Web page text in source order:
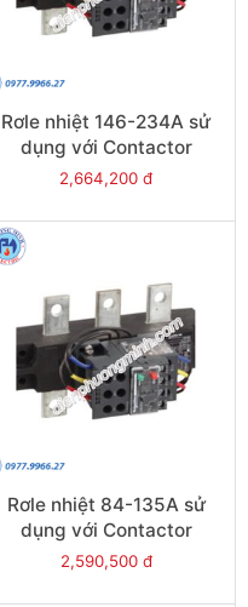
Rơle nhiệt 146-234A sử
dụng với Contactor
LC1E250-E400 - Model
2,664,200 đ
Rơle nhiệt 84-135A sử
dụng với Contactor
LC1E120-E160 - Model
2,590,500 đ